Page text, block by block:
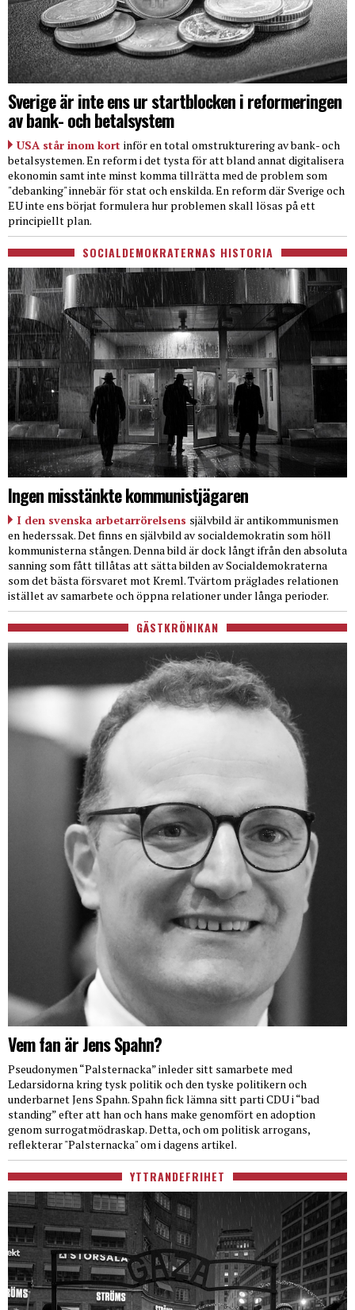
Sverige är inte ens ur startblocken i reformeringen
av bank- och betalsystem
USA står inom kort inför en total omstrukturering av bank- och
betalsystemen. En reform i det tysta för att bland annat digitalisera
ekonomin samt inte minst komma tillrätta med de problem som
"debanking" innebär för stat och enskilda. En reform där Sverige och
EU inte ens börjat formulera hur problemen skall lösas på ett
principiellt plan.
SOCIALDEMOKRATERNAS HISTORIA
Ingen misstänkte kommunistjägaren
I den svenska arbetarrörelsens självbild är antikommunismen
en hederssak. Det finns en självbild av socialdemokratin som höll
kommunisterna stången. Denna bild är dock långt ifrån den absoluta
sanning som fått tillåtas att sätta bilden av Socialdemokraterna
som det bästa försvaret mot Kreml. Tvärtom präglades relationen
istället av samarbete och öppna relationer under långa perioder.
GÄSTKRÖNIKAN
Vem fan är Jens Spahn?
Pseudonymen “Palsternacka” inleder sitt samarbete med
Ledarsidorna kring tysk politik och den tyske politikern och
underbarnet Jens Spahn. Spahn fick lämna sitt parti CDU i “bad
standing” efter att han och hans make genomfört en adoption
genom surrogatmödraskap. Detta, och om politisk arrogans,
reflekterar "Palsternacka" om i dagens artikel.
YTTRANDEFRIHET